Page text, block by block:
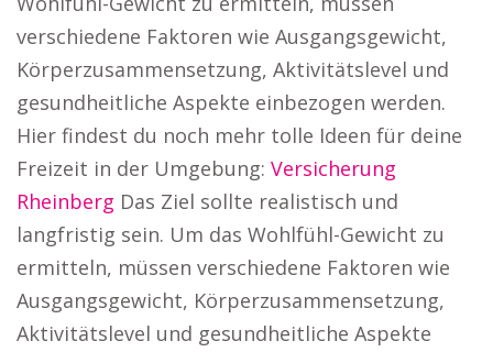
verschiedene Faktoren wie Ausgangsgewicht,
Körperzusammensetzung, Aktivitätslevel und
gesundheitliche Aspekte einbezogen werden.
Hier findest du noch mehr tolle Ideen für deine
Freizeit in der Umgebung: Versicherung
Rheinberg Das Ziel sollte realistisch und
langfristig sein. Um das Wohlfühl-Gewicht zu
ermitteln, müssen verschiedene Faktoren wie
Ausgangsgewicht, Körperzusammensetzung,
Aktivitätslevel und gesundheitliche Aspekte